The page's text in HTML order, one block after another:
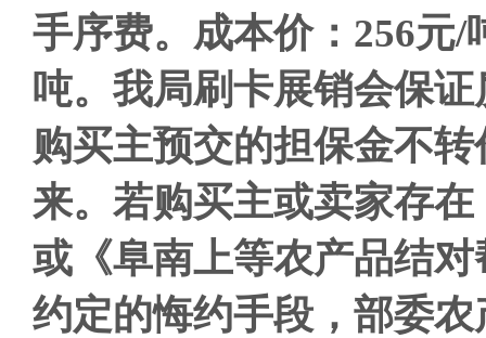
手序费。成本价：256元/
吨。 我局刷卡展销会保
购买主预交的担保金不
来。若购买主或卖家存
或《阜南上等农产品结
约定的悔约手段，部委